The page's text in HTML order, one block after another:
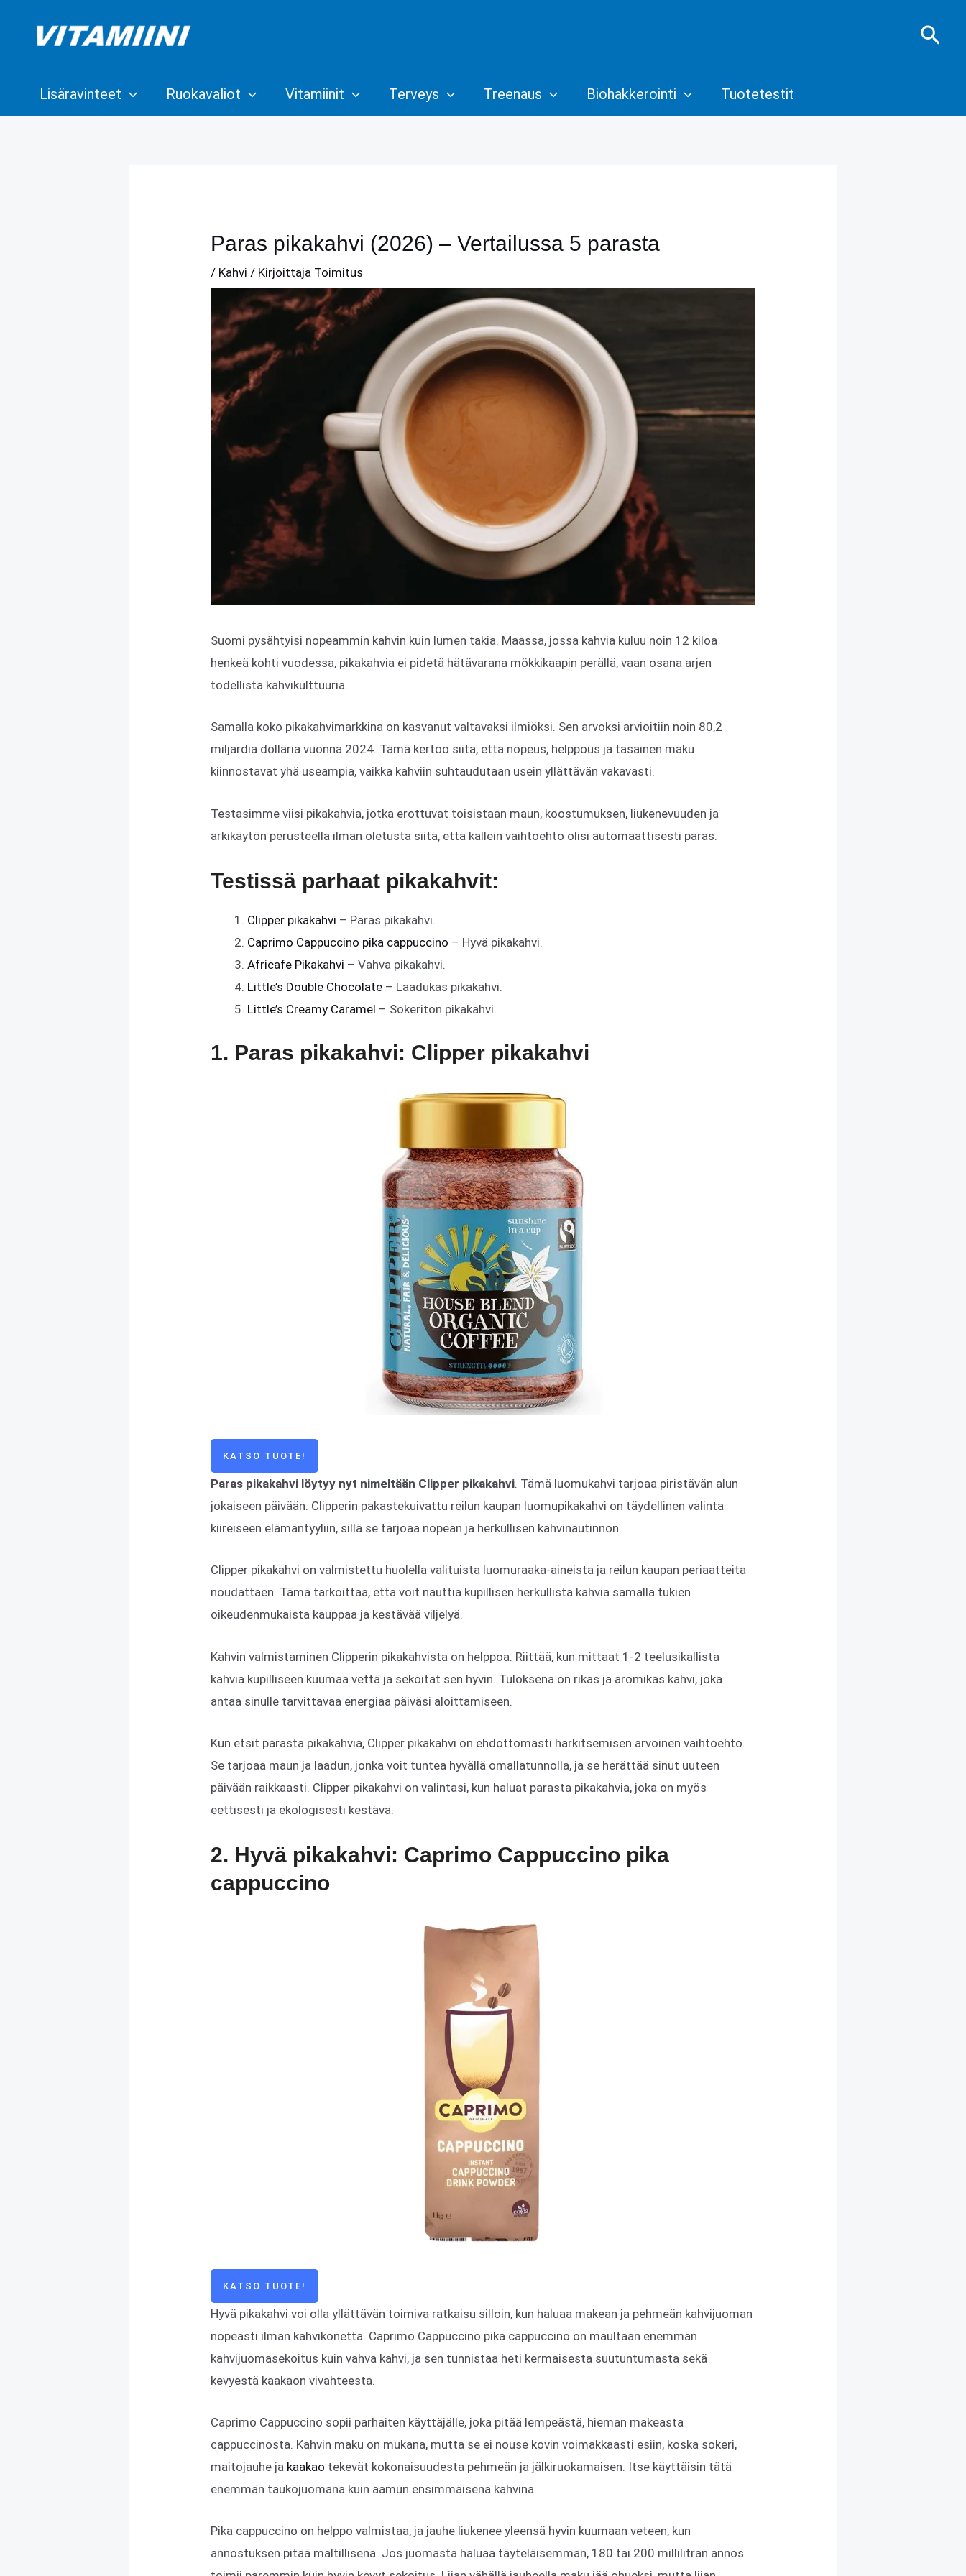
sisältöön
Hae
Lisäravinteet Ruokavaliot Vitamiinit Terveys Treenaus Biohakkerointi Tuotetestit
Paras pikakahvi (2026) – Vertailussa 5 parasta
/ Kahvi / Kirjoittaja Toimitus
Suomi pysähtyisi nopeammin kahvin kuin lumen takia. Maassa, jossa kahvia kuluu noin 12 kiloa
henkeä kohti vuodessa, pikakahvia ei pidetä hätävarana mökkikaapin perällä, vaan osana arjen
todellista kahvikulttuuria.
Samalla koko pikakahvimarkkina on kasvanut valtavaksi ilmiöksi. Sen arvoksi arvioitiin noin 80,2
miljardia dollaria vuonna 2024. Tämä kertoo siitä, että nopeus, helppous ja tasainen maku
kiinnostavat yhä useampia, vaikka kahviin suhtaudutaan usein yllättävän vakavasti.
Testasimme viisi pikakahvia, jotka erottuvat toisistaan maun, koostumuksen, liukenevuuden ja
arkikäytön perusteella ilman oletusta siitä, että kallein vaihtoehto olisi automaattisesti paras.
Testissä parhaat pikakahvit:
Clipper pikakahvi – Paras pikakahvi.
Caprimo Cappuccino pika cappuccino – Hyvä pikakahvi.
Africafe Pikakahvi – Vahva pikakahvi.
Little’s Double Chocolate – Laadukas pikakahvi.
Little’s Creamy Caramel – Sokeriton pikakahvi.
1. Paras pikakahvi: Clipper pikakahvi
KATSO TUOTE!
Paras pikakahvi löytyy nyt nimeltään Clipper pikakahvi. Tämä luomukahvi tarjoaa piristävän alun
jokaiseen päivään. Clipperin pakastekuivattu reilun kaupan luomupikakahvi on täydellinen valinta
kiireiseen elämäntyyliin, sillä se tarjoaa nopean ja herkullisen kahvinautinnon.
Clipper pikakahvi on valmistettu huolella valituista luomuraaka-aineista ja reilun kaupan periaatteita
noudattaen. Tämä tarkoittaa, että voit nauttia kupillisen herkullista kahvia samalla tukien
oikeudenmukaista kauppaa ja kestävää viljelyä.
Kahvin valmistaminen Clipperin pikakahvista on helppoa. Riittää, kun mittaat 1-2 teelusikallista
kahvia kupilliseen kuumaa vettä ja sekoitat sen hyvin. Tuloksena on rikas ja aromikas kahvi, joka
antaa sinulle tarvittavaa energiaa päiväsi aloittamiseen.
Kun etsit parasta pikakahvia, Clipper pikakahvi on ehdottomasti harkitsemisen arvoinen vaihtoehto.
Se tarjoaa maun ja laadun, jonka voit tuntea hyvällä omallatunnolla, ja se herättää sinut uuteen
päivään raikkaasti. Clipper pikakahvi on valintasi, kun haluat parasta pikakahvia, joka on myös
eettisesti ja ekologisesti kestävä.
2. Hyvä pikakahvi: Caprimo Cappuccino pika
cappuccino
KATSO TUOTE!
Hyvä pikakahvi voi olla yllättävän toimiva ratkaisu silloin, kun haluaa makean ja pehmeän kahvijuoman
nopeasti ilman kahvikonetta. Caprimo Cappuccino pika cappuccino on maultaan enemmän
kahvijuomasekoitus kuin vahva kahvi, ja sen tunnistaa heti kermaisesta suutuntumasta sekä
kevyestä kaakaon vivahteesta.
Caprimo Cappuccino sopii parhaiten käyttäjälle, joka pitää lempeästä, hieman makeasta
cappuccinosta. Kahvin maku on mukana, mutta se ei nouse kovin voimakkaasti esiin, koska sokeri,
maitojauhe ja kaakao tekevät kokonaisuudesta pehmeän ja jälkiruokamaisen. Itse käyttäisin tätä
enemmän taukojuomana kuin aamun ensimmäisenä kahvina.
Pika cappuccino on helppo valmistaa, ja jauhe liukenee yleensä hyvin kuumaan veteen, kun
annostuksen pitää maltillisena. Jos juomasta haluaa täyteläisemmän, 180 tai 200 millilitran annos